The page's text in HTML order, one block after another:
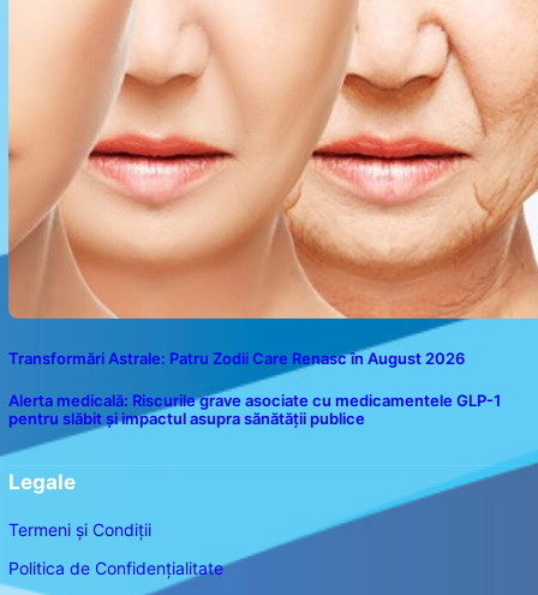
Transformări Astrale: Patru Zodii Care Renasc în August 2026
Alerta medicală: Riscurile grave asociate cu medicamentele GLP-1
pentru slăbit și impactul asupra sănătății publice
Legale
Termeni și Condiții
Politica de Confidențialitate